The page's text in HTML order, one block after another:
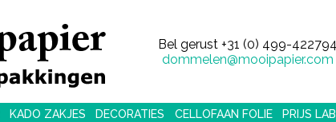
Bel gerust +31 (0) 499-422794
dommelen@mooipapier.com
KADO ZAKJES DECORATIES CELLOFAAN FOLIE PRIJS